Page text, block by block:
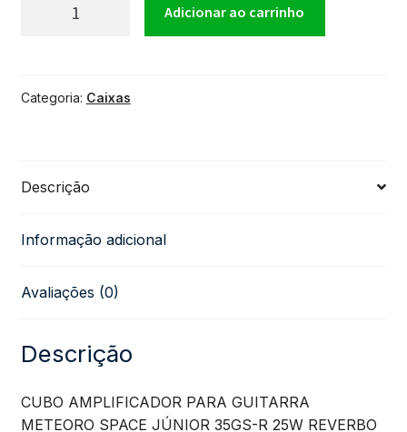
para
Meteoro
Space
Júnior
35GS-
Adicionar ao carrinho
Categoria: Caixas
Descrição
Informação adicional
Avaliações (0)
Descrição
CUBO AMPLIFICADOR PARA GUITARRA
METEORO SPACE JÚNIOR 35GS-R 25W REVERBO